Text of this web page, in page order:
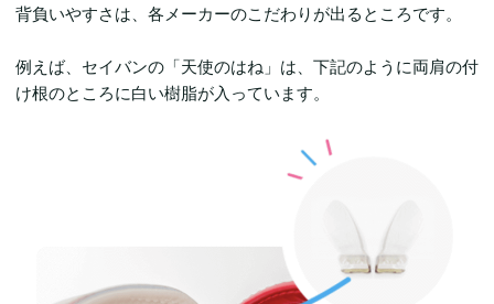
背負いやすさは、各メーカーのこだわりが出るところです。
例えば、セイバンの「天使のはね」は、下記のように両肩の付
け根のところに白い樹脂が入っています。